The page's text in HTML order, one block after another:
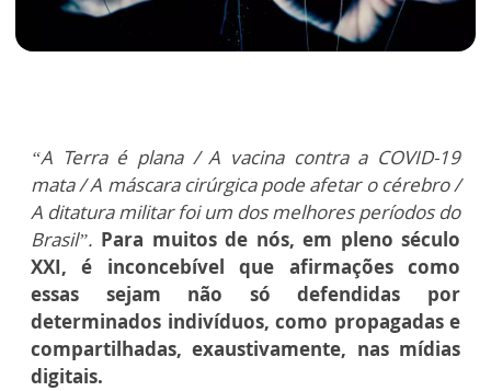
“A Terra é plana / A vacina contra a COVID-19
mata / A máscara cirúrgica pode afetar o cérebro /
A ditatura militar foi um dos melhores períodos do
Brasil”. Para muitos de nós, em pleno século
XXI, é inconcebível que afirmações como
essas sejam não só defendidas por
determinados indivíduos, como propagadas e
compartilhadas, exaustivamente, nas mídias
digitais.